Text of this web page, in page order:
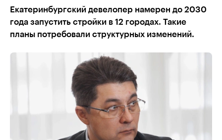
Екатеринбургский девелопер намерен до 2030
года запустить стройки в 12 городах. Такие
планы потребовали структурных изменений.